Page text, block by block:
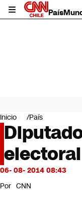
País
Mundo
Negocios
Deportes
Programas
Cultura
Servicios
Bits
CNN Data
Inicio País
electoral
06- 08- 2014 08:43
Por CNN